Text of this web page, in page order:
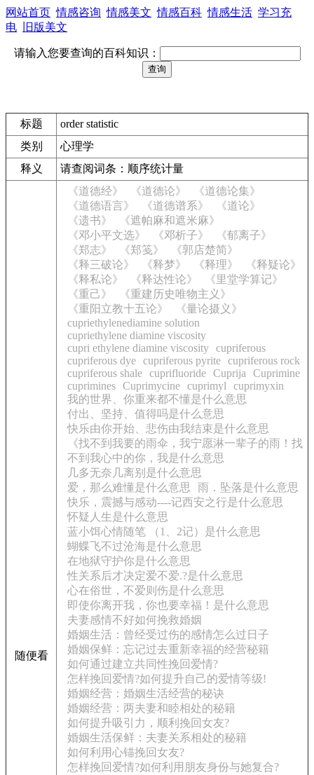
网站首页 情感咨询 情感美文 情感百科 情感生活 学习充
电
旧版美文
请输入您要查询的百科知识：
标题
order statistic
类别
心理学
释义
请查阅词条：顺序统计量
随便看
《道德经》 《道德论》
《道德论集》
《道德语言》
《道德谱系》
《道论》
《遗书》
《遮帕麻和遮米麻》
《邓小平文选》
《邓析子》
《郁离子》
《郑志》
《郑笺》
《郭店楚简》
《释三破论》
《释梦》 《释理》
《释疑论》
《释私论》
《释达性论》
《里堂学算记》
《重己》
《重建历史唯物主义》
《重阳立教十五论》
《量论摄义》
cupriethylenediamine solution
cupriethylene diamine viscosity
cupri ethylene diamine viscosity cupriferous
cupriferous dye cupriferous pyrite cupriferous rock
cupriferous shale cuprifluoride Cuprija
Cuprimine
cuprimines Cuprimycine cuprimyl
cuprimyxin
我的世界、你重来都不懂是什么意思
付出、坚持、值得吗是什么意思
快乐由你开始、悲伤由我结束是什么意思
《找不到我要的雨伞，我宁愿淋一辈子的雨！找
不到我心中的你，我是什么意思
几多无奈几离别是什么意思
爱，那么难懂是什么意思
雨．坠落是什么意思
快乐，震撼与感动----记西安之行是什么意思
怀疑人生是什么意思
蓝小饵心情随笔 （1、2记）是什么意思
蝴蝶飞不过沧海是什么意思
在地狱守护你是什么意思
性关系后才决定爱不爱.?是什么意思
心在俗世，不爱则伤是什么意思
即使你离开我，你也要幸福！是什么意思
夫妻感情不好如何挽救婚姻
婚姻生活：曾经受过伤的感情怎么过日子
婚姻保鲜：忘记过去重新幸福的经营秘籍
如何通过建立共同性挽回爱情?
怎样挽回爱情?如何提升自己的爱情等级!
婚姻经营：婚姻生活经营的秘诀
婚姻经营：两夫妻和睦相处的秘籍
如何提升吸引力，顺利挽回女友?
婚姻生活保鲜：夫妻关系相处的秘籍
如何利用心锚挽回女友?
怎样挽回爱情?如何利用朋友身份与她复合?